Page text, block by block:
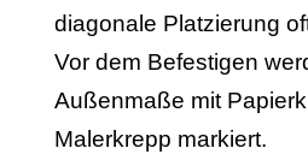
diagonale Platzierung
Vor dem Befestigen
Außenmaße mit
Malerkrepp markiert.